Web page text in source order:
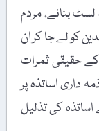
بنانے، مردم
کو لے جا کر ان
کے حقیقی ثمرات
داری اساتذہ پر
اساتذہ کی تذلیل